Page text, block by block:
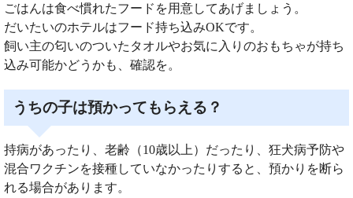
ごはんは食べ慣れたフードを用意してあげましょう。
だいたいのホテルはフード持ち込みOKです。
飼い主の匂いのついたタオルやお気に入りのおもちゃが持ち
込み可能かどうかも、確認を。
うちの子は預かってもらえる？
持病があったり、老齢（10歳以上）だったり、狂犬病予防や
混合ワクチンを接種していなかったりすると、預かりを断ら
れる場合があります。